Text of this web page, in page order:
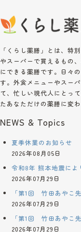
「くらし薬膳」とは、特
やスーパーで買えるもの
にできる薬膳です。日々
す。外食メニューやスー
て、忙しい現代人にとっ
たあなただけの薬膳に変わ
NEWS & Topics
夏季休業のお知らせ
2026年08月05日
令和8年 熊本地震によ
2026年07月29日
「第1回 竹田あやこ
2026年07月29日
「第1回 竹田あやこ
2026年07月29日